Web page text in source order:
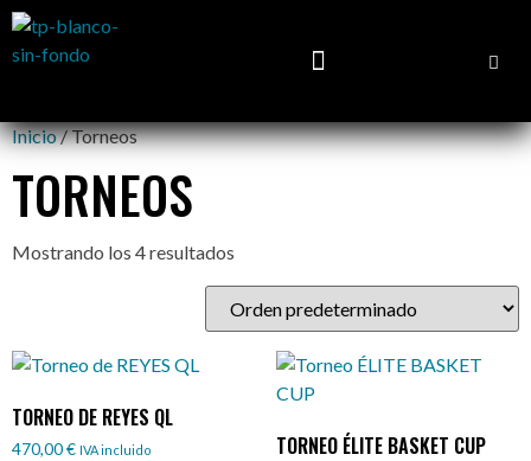
Inicio/ Torneos
TORNEOS
Mostrando los 4 resultados
TORNEO DE REYES QL
470,00€ IVA incluido TORNEO ÉLITE BASKET CUP